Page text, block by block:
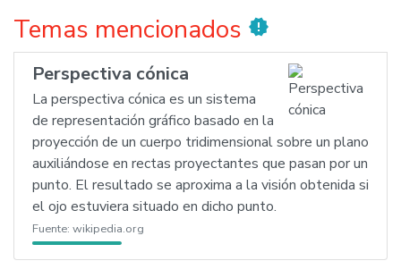
Temas mencionados new_releases
Perspectiva cónica
La perspectiva cónica es un sistema
de representación gráfico basado en la
proyección de un cuerpo tridimensional sobre un plano
auxiliándose en rectas proyectantes que pasan por un
punto. El resultado se aproxima a la visión obtenida si
el ojo estuviera situado en dicho punto.
Fuente: wikipedia.org